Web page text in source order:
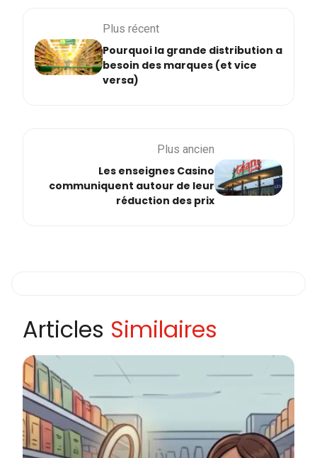
Plus récent
Pourquoi la grande distribution a
besoin des marques (et vice
versa)
Plus ancien
Les enseignes Casino
communiquent autour de leur
réduction des prix
Articles Similaires